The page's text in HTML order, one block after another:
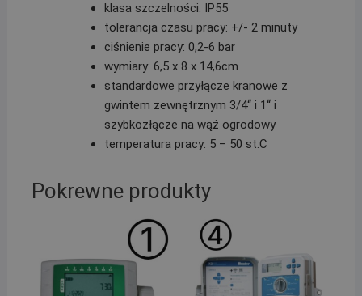
klasa szczelności: IP55
tolerancja czasu pracy: +/- 2 minuty
ciśnienie pracy: 0,2-6 bar
wymiary: 6,5 x 8 x 14,6cm
standardowe przyłącze kranowe z
gwintem zewnętrznym 3/4“ i 1“ i
szybkozłącze na wąż ogrodowy
temperatura pracy: 5 – 50 st.C
Pokrewne produkty